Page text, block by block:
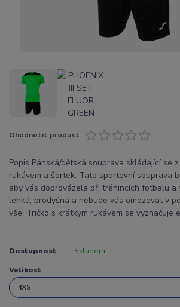
Ohodnotit produkt
Popis Pánská/dětská souprava skládající se
rukávem a šortek. Tato sportovní souprava
aby vás doprovázela při trénincích fotbalu a
lehká, prodyšná a nebude vás omezovat v
vše! Tričko s krátkým rukávem se vyznačuje
Dostupnost Skladem
Velikost